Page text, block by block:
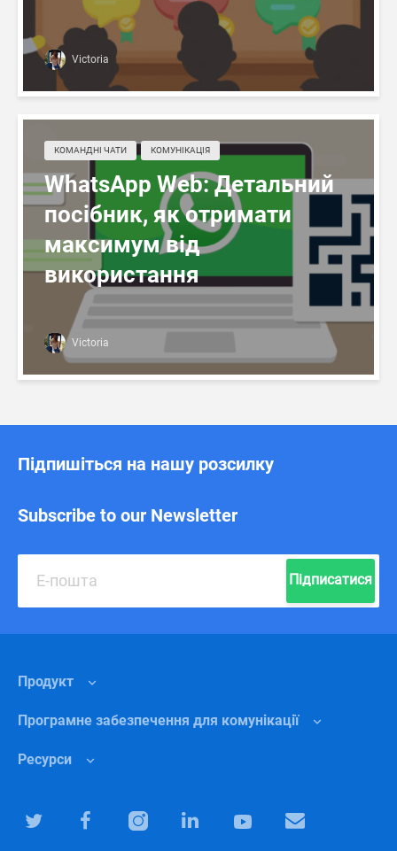
Victoria
КОМАНДНІ ЧАТИ КОМУНІКАЦІЯ
WhatsApp Web: Детальний
посібник, як отримати
максимум від
використання
Victoria
Підпишіться на нашу розсилку
Subscribe to our Newsletter
Підписатися
Продукт
Функції
Чому Чанті?
Програмне забезпечення для командної співпраці
Програмне забезпечення для комунікації
Внутрішня комунікація
Ресурси
Центр підтримки